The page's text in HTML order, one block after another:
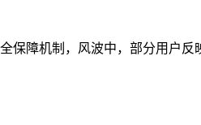
保障机制，风波中，部分用户反